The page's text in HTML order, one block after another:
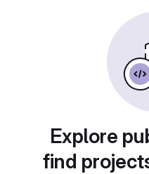
Explore
find